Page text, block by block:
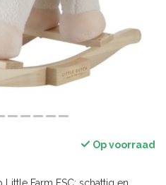
Op voorraad